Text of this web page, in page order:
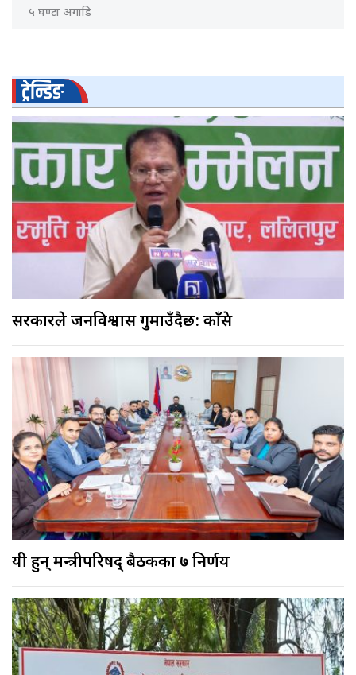
५ घण्टा अगाडि
ट्रेन्डिङ
सरकारले जनविश्वास गुमाउँदैछ: काँग्रेस
यी हुन् मन्त्रीपरिषद् बैठकका ७ निर्णय